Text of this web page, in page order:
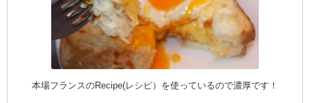
本場フランスのRecipe(レシピ）を使っているので濃厚です！